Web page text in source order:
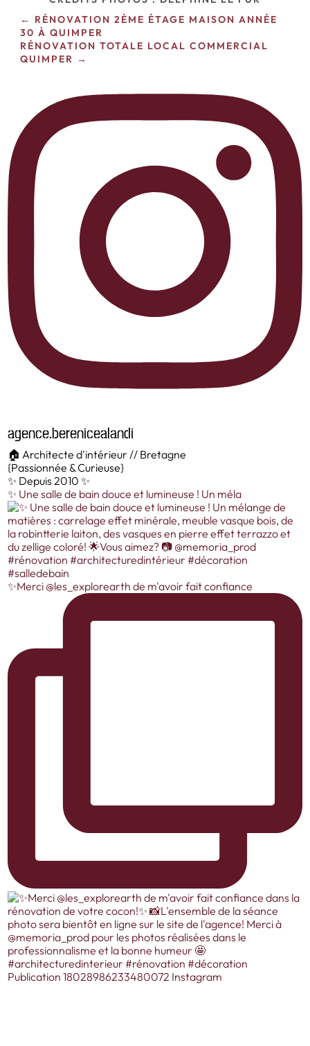
← RÉNOVATION 2ÈME ÉTAGE MAISON ANNÉE
30 À QUIMPER
RÉNOVATION TOTALE LOCAL COMMERCIAL
QUIMPER →
agence.berenicealandi
🏠 Architecte d'intérieur // Bretagne
{Passionnée & Curieuse}
✨ Depuis 2010 ✨
✨️ Une salle de bain douce et lumineuse ! Un méla
✨Merci @les_explorearth de m'avoir fait confiance
Publication 18028986233480072 Instagram